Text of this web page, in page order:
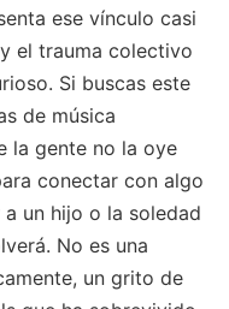
ese vínculo casi
el trauma colectivo
Si buscas este
de música
la gente no la oye
conectar con algo
un hijo o la soledad
No es una
un grito de